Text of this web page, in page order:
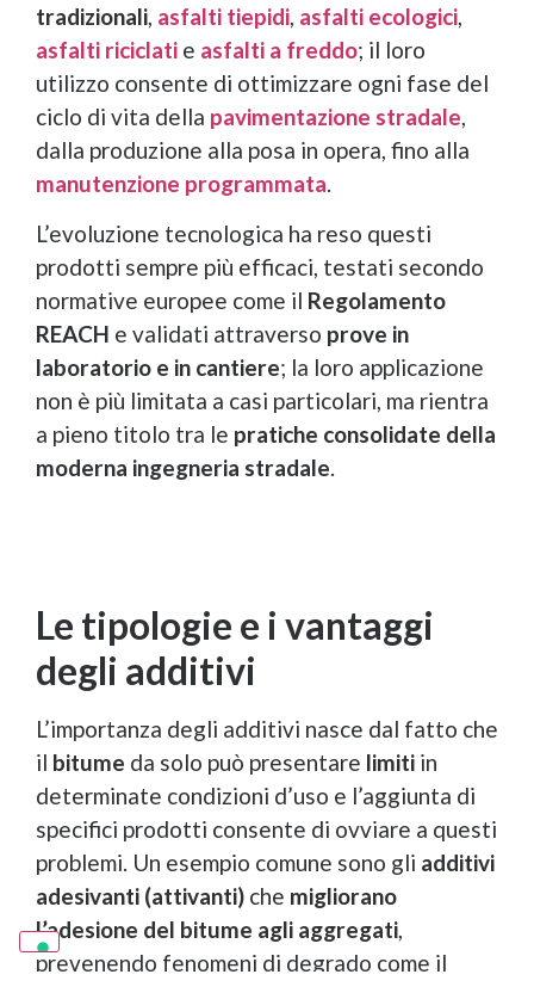
tradizionali, asfalti tiepidi, asfalti ecologici,
asfalti riciclati e asfalti a freddo; il loro
utilizzo consente di ottimizzare ogni fase del
ciclo di vita della pavimentazione stradale,
dalla produzione alla posa in opera, fino alla
manutenzione programmata.
L’evoluzione tecnologica ha reso questi
prodotti sempre più efficaci, testati secondo
normative europee come il Regolamento
REACH e validati attraverso prove in
laboratorio e in cantiere; la loro applicazione
non è più limitata a casi particolari, ma rientra
a pieno titolo tra le pratiche consolidate della
moderna ingegneria stradale.
Le tipologie e i vantaggi
degli additivi
L’importanza degli additivi nasce dal fatto che
il bitume da solo può presentare limiti in
determinate condizioni d’uso e l’aggiunta di
specifici prodotti consente di ovviare a questi
problemi. Un esempio comune sono gli additivi
adesivanti (attivanti) che migliorano
l’adesione del bitume agli aggregati,
prevenendo fenomeni di degrado come il